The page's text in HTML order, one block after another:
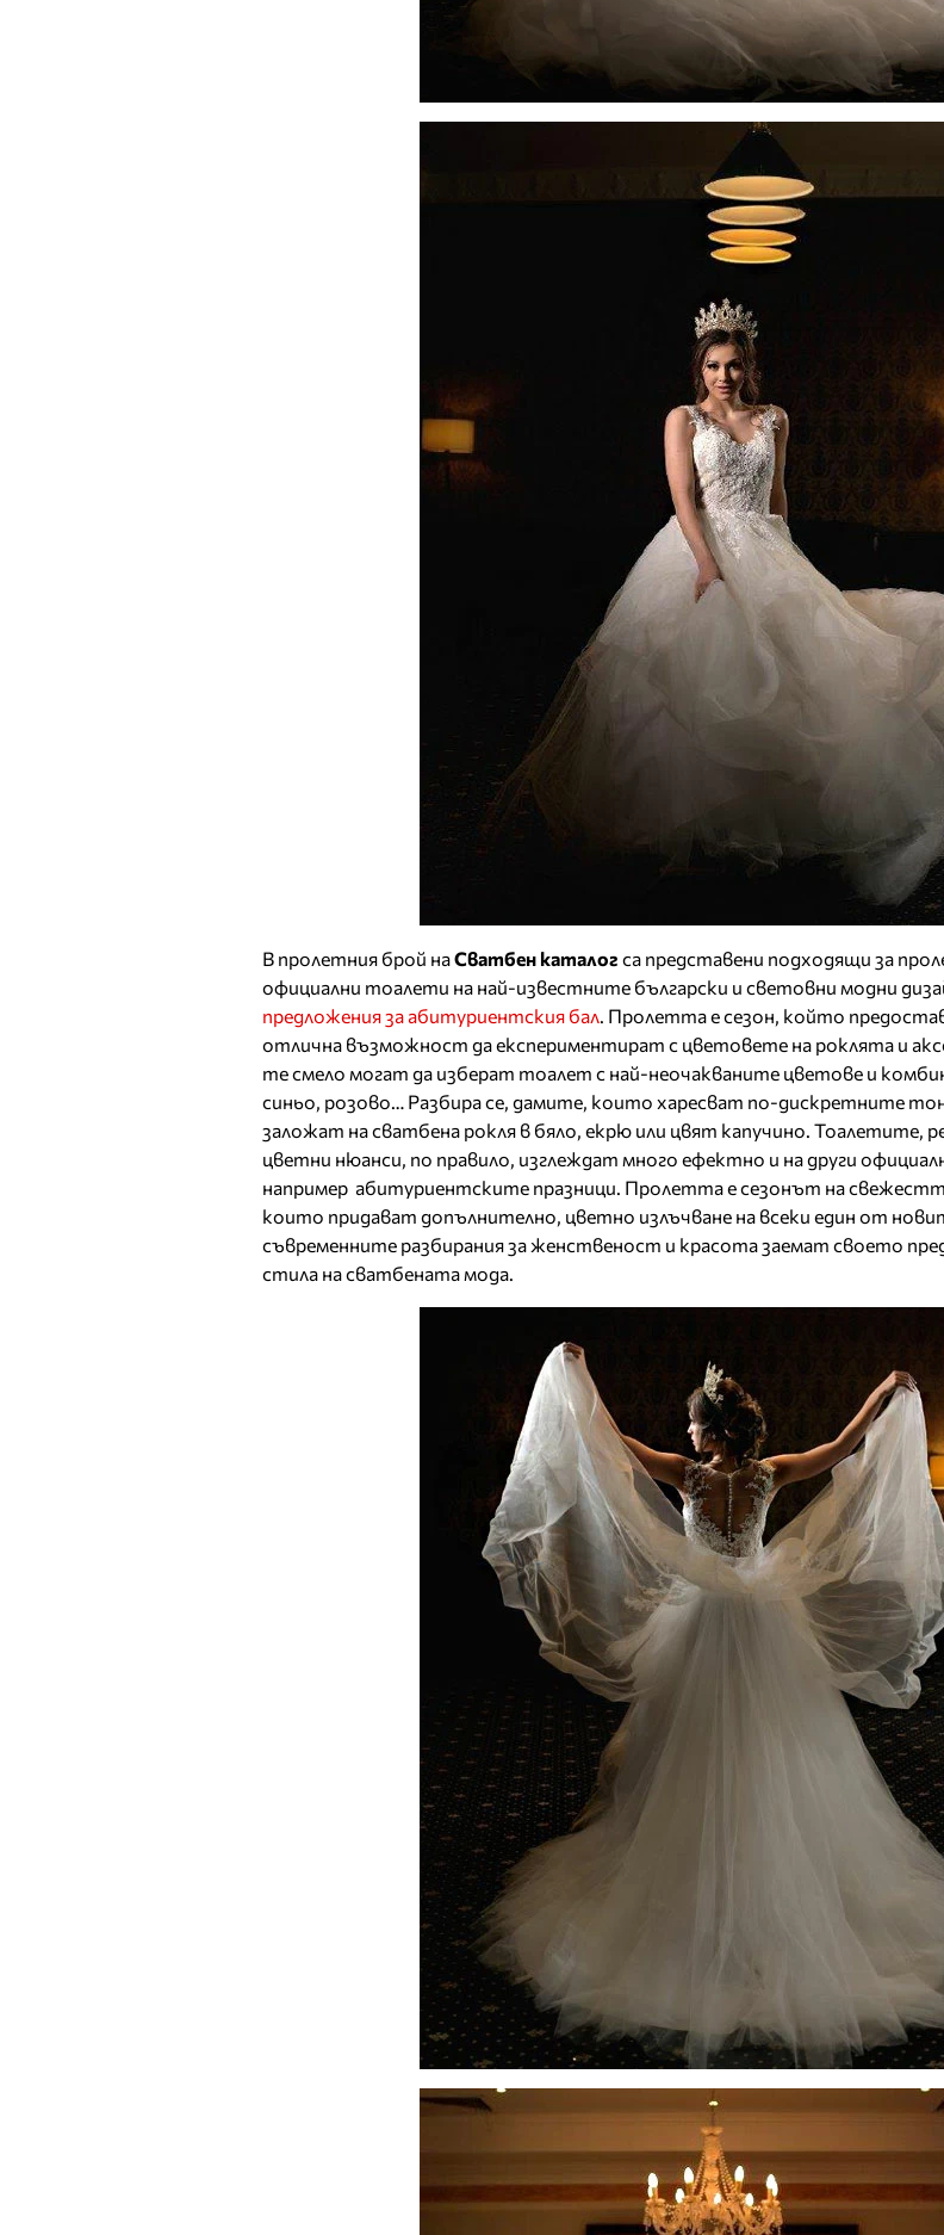
В пролетния брой наСватбен каталог са представени подходящи за
официални тоалети на най-известните български и световни модни
предложения за абитуриентския бал . Пролетта е сезон, който
отлична възможност да експериментират с цветовете на роклята и
те смело могат да изберат тоалет с най-неочакваните цветове и
синьо, розово… Разбира се, дамите, които харесват по-дискретните
заложат на сватбена рокля в бяло, екрю или цвят капучино. Тоалетите,
цветни нюанси, по правило, изглеждат много ефектно и на други
например абитуриентските празници. Пролетта е сезонът на
които придават допълнително, цветно излъчване на всеки един от
съвременните разбирания за женственост и красота заемат своето
стила на сватбената мода.